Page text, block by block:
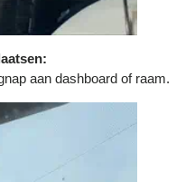
aan dashboard of raam.